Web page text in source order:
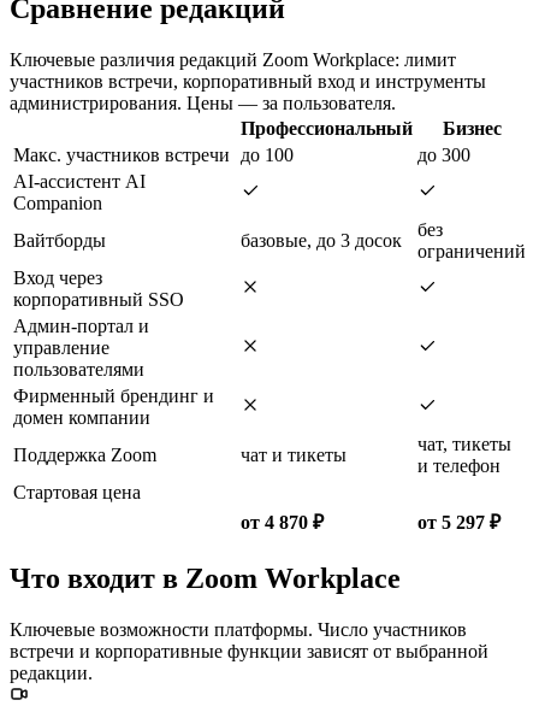
Сравнение редакций
Ключевые различия редакций Zoom Workplace: лимит
участников встречи, корпоративный вход и инструменты
администрирования. Цены — за пользователя.
Профессиональный
Бизнес
Макс. участников встречи
до 100
до 300
AI-ассистент AI
Companion
Вайтборды
базовые, до 3 досок
без
ограничений
Вход через
корпоративный SSO
Админ-портал и
управление
пользователями
Фирменный брендинг и
домен компании
Поддержка Zoom
чат и тикеты
чат, тикеты
и телефон
Стартовая цена
от 4 870 ₽
от 5 297 ₽
Что входит в Zoom Workplace
Ключевые возможности платформы. Число участников
встречи и корпоративные функции зависят от выбранной
редакции.